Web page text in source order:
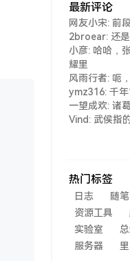
最新评论
2broear: 还
小彦: 哈哈，
耀里
风雨行者: 呃
ymz316: 千年
一望成欢: 诸
Vind: 武侯指
热门标签
日志 随笔
资源工具
实验室
服务器